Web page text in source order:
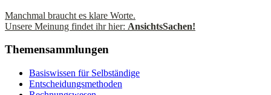
Manchmal braucht es klare Worte.
Unsere Meinung findet ihr hier: AnsichtsSachen!
Themensammlungen
Basiswissen für Selbständige
Entscheidungsmethoden